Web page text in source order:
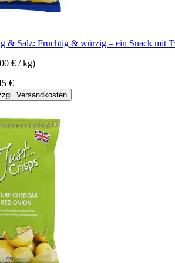
& Salz: Fruchtig & würzig – ein Snack mit
€ / kg)
€
Versandkosten